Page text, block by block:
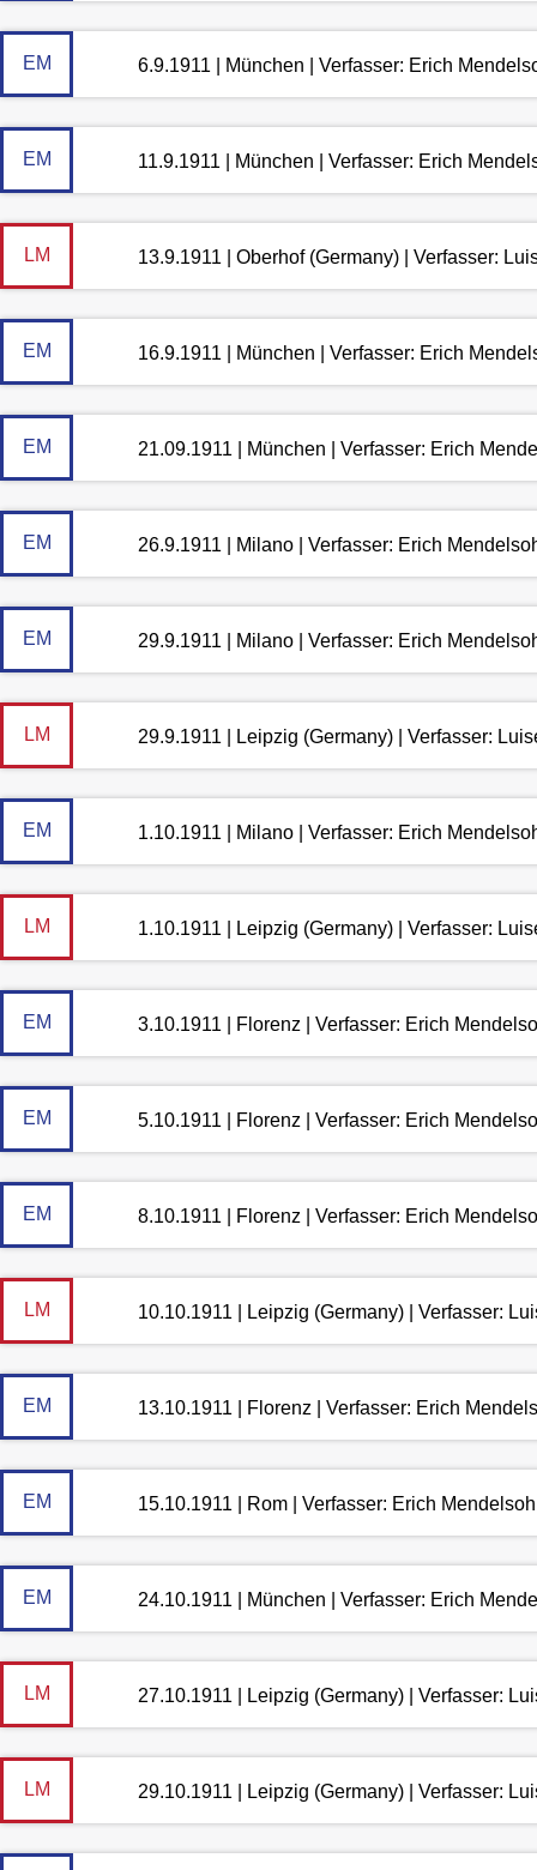
EM 6.9.1911 | München | Verfasser: Erich
EM 11.9.1911 | München | Verfasser: Erich
LM 13.9.1911 | Oberhof (Germany) | Verfasser:
EM 16.9.1911 | München | Verfasser: Erich
EM 21.09.1911 | München | Verfasser: Erich
EM 26.9.1911 | Milano | Verfasser: Erich
EM 29.9.1911 | Milano | Verfasser: Erich
LM 29.9.1911 | Leipzig (Germany) | Verfasser:
EM 1.10.1911 | Milano | Verfasser: Erich
LM 1.10.1911 | Leipzig (Germany) | Verfasser:
EM 3.10.1911 | Florenz | Verfasser: Erich
EM 5.10.1911 | Florenz | Verfasser: Erich
EM 8.10.1911 | Florenz | Verfasser: Erich
LM 10.10.1911 | Leipzig (Germany) | Verfasser:
EM 13.10.1911 | Florenz | Verfasser: Erich
EM 15.10.1911 | Rom | Verfasser: Erich
EM 24.10.1911 | München | Verfasser: Erich
LM 27.10.1911 | Leipzig (Germany) | Verfasser:
LM 29.10.1911 | Leipzig (Germany) | Verfasser: